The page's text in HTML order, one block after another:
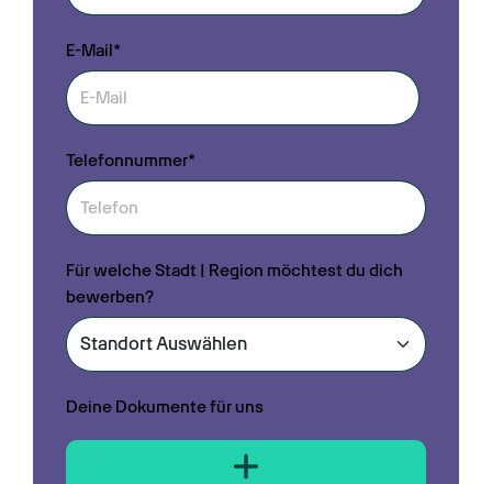
E-Mail*
Telefonnummer*
Für welche Stadt | Region möchtest du dich
bewerben?
Deine Dokumente für uns